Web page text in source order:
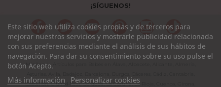
¡SÍGUENOS!
FacebookTwitter YouTubePinterestInstagramTikTok
Este sitio web utiliza cookies propias y de terceros para
mejorar nuestros servicios y mostrarle publicidad relacionada
con sus preferencias mediante el análisis de sus hábitos de
navegación. Para dar su consentimiento sobre su uso pulse el
botón Acepto.
Más información Personalizar cookies
Miniland - Artículos para Bebés en Álava, Albacete, Alicante, Almería,
Castellón, Ciudad Real, Córdoba, La Coruña, La Rioja, Cuenca, Girona,